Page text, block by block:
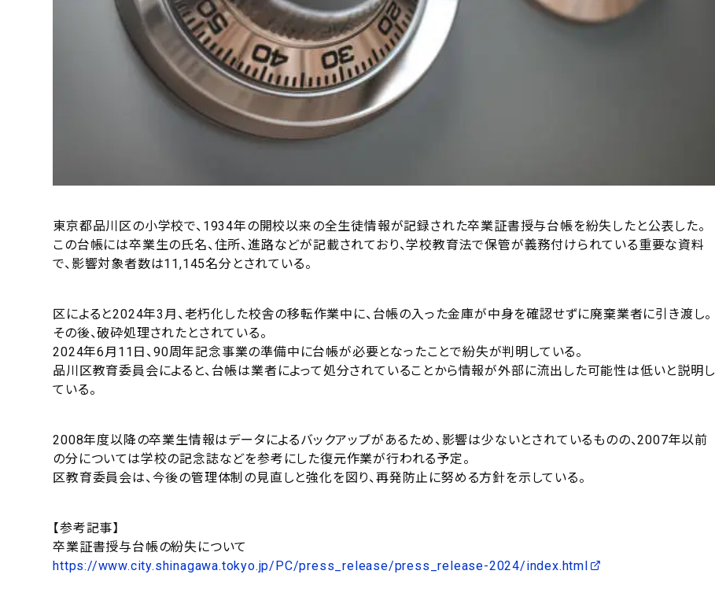
東京都品川区の小学校で、1934年の開校以来の全生徒情報が記録された卒業証書授与台帳を紛失したと公表した。
この台帳には卒業生の氏名、住所、進路などが記載されており、学校教育法で保管が義務付けられている重要な資料
で、影響対象者数は11,145名分とされている。
区によると2024年3月、老朽化した校舎の移転作業中に、台帳の入った金庫が中身を確認せずに廃棄業者に引き渡し。
その後、破砕処理されたとされている。
2024年6月11日、90周年記念事業の準備中に台帳が必要となったことで紛失が判明している。
品川区教育委員会によると、台帳は業者によって処分されていることから情報が外部に流出した可能性は低いと説明し
ている。
2008年度以降の卒業生情報はデータによるバックアップがあるため、影響は少ないとされているものの、2007年以前
の分については学校の記念誌などを参考にした復元作業が行われる予定。
区教育委員会は、今後の管理体制の見直しと強化を図り、再発防止に努める方針を示している。
【参考記事】
卒業証書授与台帳の紛失について
https://www.city.shinagawa.tokyo.jp/PC/press_release/press_release-2024/index.html